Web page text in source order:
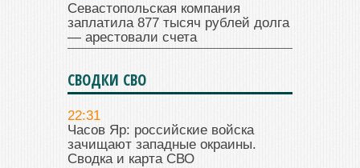
Севастопольская компания
заплатила 877 тысяч рублей долга
— арестовали счета
СВОДКИ СВО
22:31
Часов Яр: российские войска
зачищают западные окраины.
Сводка и карта СВО